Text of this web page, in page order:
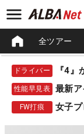
全ツアー
ドライバー
性能早見表 最新ア
FW打痕 女子